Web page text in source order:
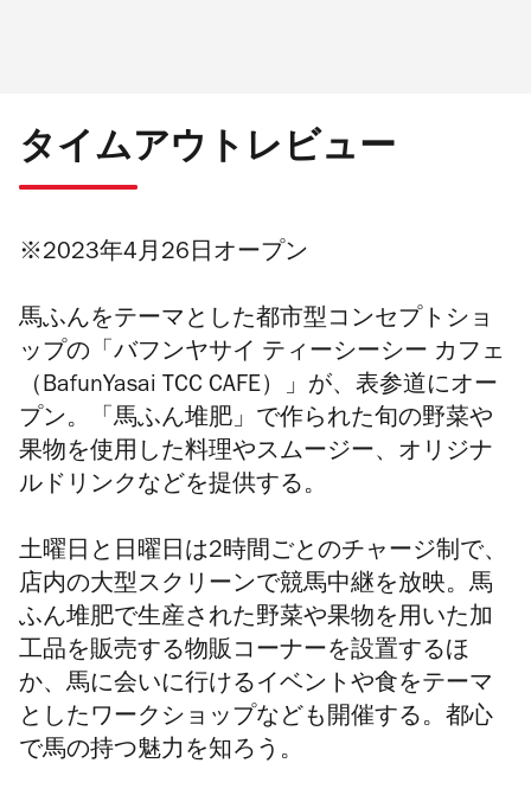
タイムアウトレビュー
※2023年4月26日オープン
馬ふんをテーマとした都市型コンセプトショ
ップの「バフンヤサイ ティーシーシー カフェ
（BafunYasai TCC CAFE）」が、表参道にオー
プン。「馬ふん堆肥」で作られた旬の野菜や
果物を使用した料理やスムージー、オリジナ
ルドリンクなどを提供する。
土曜日と日曜日は2時間ごとのチャージ制で、
店内の大型スクリーンで競馬中継を放映。馬
ふん堆肥で生産された野菜や果物を用いた加
工品を販売する物販コーナーを設置するほ
か、馬に会いに行けるイベントや食をテーマ
としたワークショップなども開催する。都心
で馬の持つ魅力を知ろう。